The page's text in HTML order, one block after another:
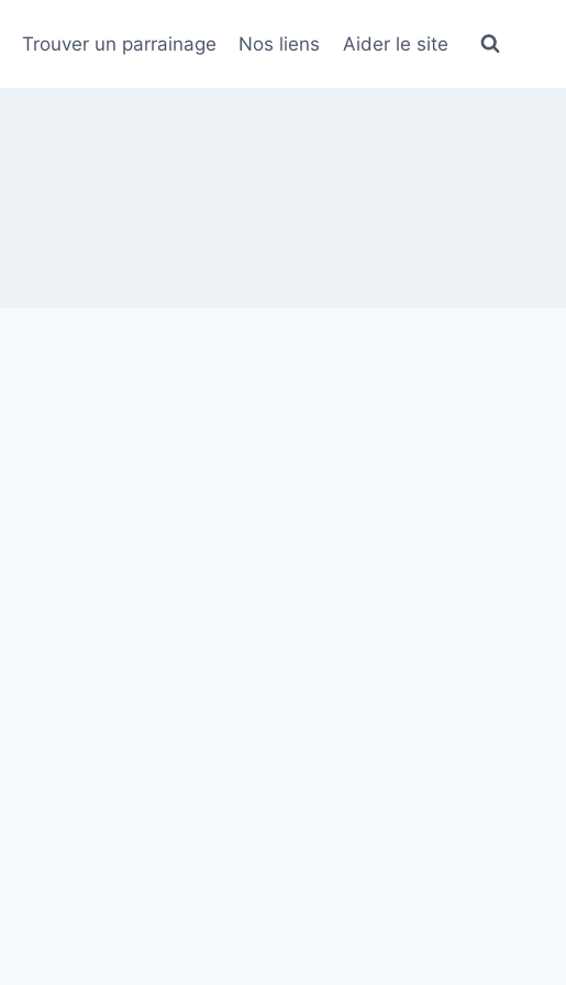
Trouver un parrainage Nos liens Aider le site